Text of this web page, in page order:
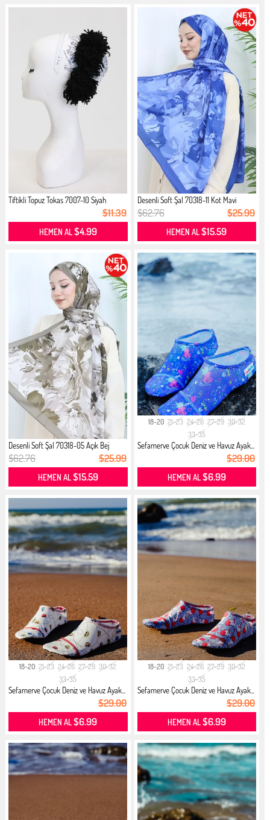
Tiftikli Topuz Tokas 7007-10 Siyah
$11.39
HEMEN AL$4.99
Desenli Soft Şal 70318-11 Kot Mavi
$62.76 $25.99
HEMEN AL$15.59
Desenli Soft Şal 70318-05 Açık Bej
$62.76 $25.99
HEMEN AL$15.59
18-20 21-23 24-26 27-29 30-32
33-35
Sefamerve Çocuk Deniz ve Havuz Ayak...
$29.00
HEMEN AL$6.99
18-20 21-23 24-26 27-29 30-32
33-35
Sefamerve Çocuk Deniz ve Havuz Ayak...
$29.00
HEMEN AL$6.99
18-20 21-23 24-26 27-29 30-32
33-35
Sefamerve Çocuk Deniz ve Havuz Ayak...
$29.00
HEMEN AL$6.99